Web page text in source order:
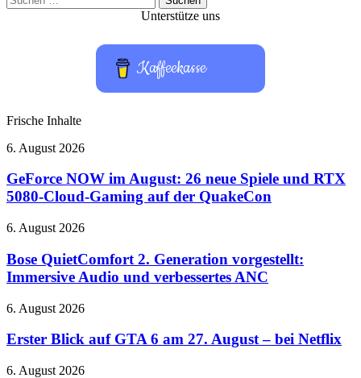
nach:
Unterstütze uns
Kaffeekasse
Frische Inhalte
GeForce
im
August:
26
Spiele
RTX
5080-
Gaming
der
QuakeCon
6. August 2026
GeForce NOW im August: 26 neue Spiele und RTX
5080-Cloud-Gaming auf der QuakeCon
Bose
2.
Generation
vorgestellt:
Audio
verbessertes
6. August 2026
Bose QuietComfort 2. Generation vorgestellt:
Immersive Audio und verbessertes ANC
Erster
auf
6
6. August 2026
Erster Blick auf GTA 6 am 27. August – bei Netflix
QIDI
6. August 2026